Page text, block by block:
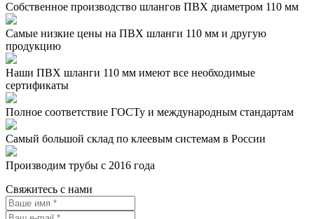
Собственное производство шлангов ПВХ диаметром 110 мм
Самые низкие цены на ПВХ шланги 110 мм и другую
продукцию
Наши ПВХ шланги 110 мм имеют все необходимые
сертификаты
Полное соответствие ГОСТу и международным стандартам
Самый большой склад по клеевым системам в России
Производим трубы с 2016 года
Свяжитесь с нами